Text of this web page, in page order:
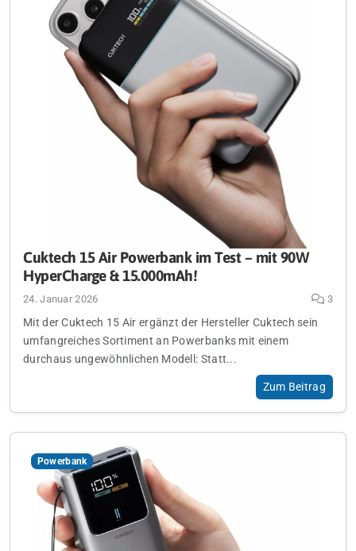
Cuktech 15 Air Powerbank im Test – mit 90W
HyperCharge & 15.000mAh!
24. Januar 2026 3
Mit der Cuktech 15 Air ergänzt der Hersteller Cuktech sein
umfangreiches Sortiment an Powerbanks mit einem
durchaus ungewöhnlichen Modell: Statt...
Zum Beitrag
Powerbank